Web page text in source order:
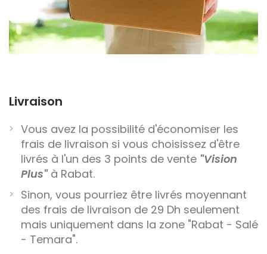
Livraison
Vous avez la possibilité d'économiser les
frais de livraison si vous choisissez d'être
livrés à l'un des 3 points de vente "Vision
Plus"à Rabat.
Sinon, vous pourriez être livrés moyennant
des frais de livraison de 29 Dh seulement
mais uniquement dans la zone "Rabat - Salé
- Temara".